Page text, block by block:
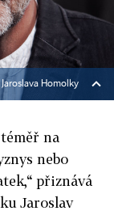
Homolky
na
nebo
přiznává
Jaroslav